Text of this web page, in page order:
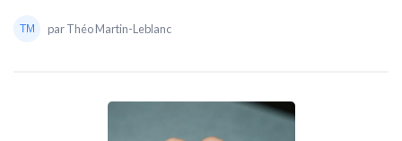
par Théo Martin-Leblanc